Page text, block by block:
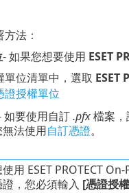
法：
- 如果您想要使用 ESET
單位清單中，選取 ESET
證授權單位
要使用自訂.pfx檔案，
法使用自訂憑證。
用 ESET PROTECT
，您必須輸入 [憑證授